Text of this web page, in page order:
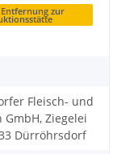
zur
Fleisch- und
Ziegelei
Dürröhrsdorf